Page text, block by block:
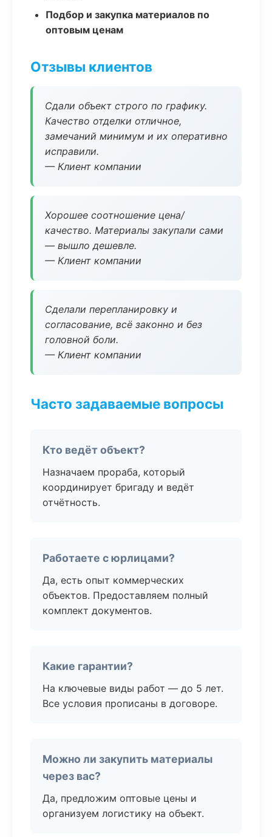
Подбор и закупка материалов по
оптовым ценам
Отзывы клиентов
Сдали объект строго по графику.
Качество отделки отличное,
замечаний минимум и их оперативно
исправили.
— Клиент компании
Хорошее соотношение цена/
качество. Материалы закупали сами
— вышло дешевле.
— Клиент компании
Сделали перепланировку и
согласование, всё законно и без
головной боли.
— Клиент компании
Часто задаваемые вопросы
Кто ведёт объект?
Назначаем прораба, который
координирует бригаду и ведёт
отчётность.
Работаете с юрлицами?
Да, есть опыт коммерческих
объектов. Предоставляем полный
комплект документов.
Какие гарантии?
На ключевые виды работ — до 5 лет.
Все условия прописаны в договоре.
Можно ли закупить материалы
через вас?
Да, предложим оптовые цены и
организуем логистику на объект.